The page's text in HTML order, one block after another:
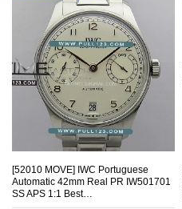
[52010 MOVE] IWC Portuguese
Automatic 42mm Real PR IW501701
SS APS 1:1 Best…